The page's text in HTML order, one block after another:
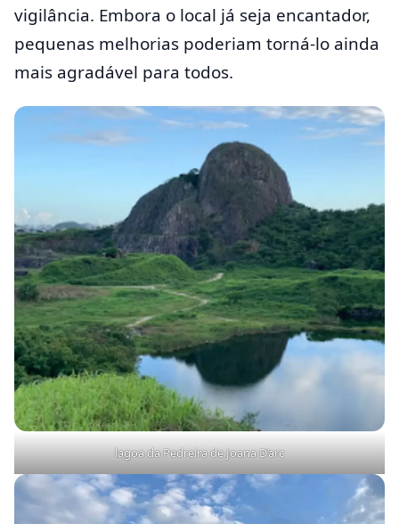
vigilância. Embora o local já seja encantador,
pequenas melhorias poderiam torná-lo ainda
mais agradável para todos.
lagoa da Pedreira de Joana D’arc